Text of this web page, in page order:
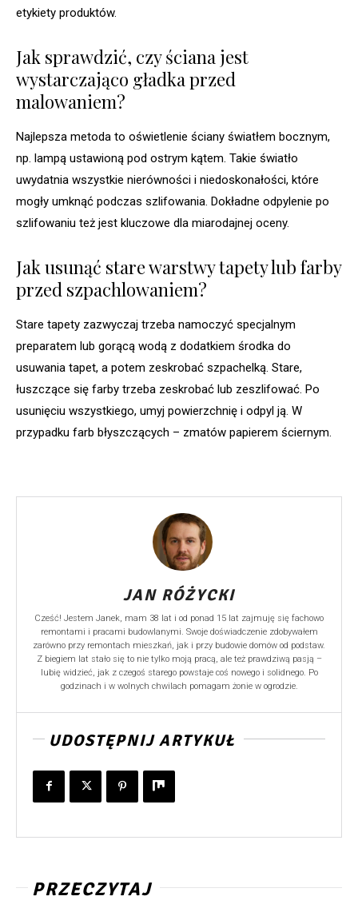
etykiety produktów.
Jak sprawdzić, czy ściana jest
wystarczająco gładka przed
malowaniem?
Najlepsza metoda to oświetlenie ściany światłem bocznym,
np. lampą ustawioną pod ostrym kątem. Takie światło
uwydatnia wszystkie nierówności i niedoskonałości, które
mogły umknąć podczas szlifowania. Dokładne odpylenie po
szlifowaniu też jest kluczowe dla miarodajnej oceny.
Jak usunąć stare warstwy tapety lub farby
przed szpachlowaniem?
Stare tapety zazwyczaj trzeba namoczyć specjalnym
preparatem lub gorącą wodą z dodatkiem środka do
usuwania tapet, a potem zeskrobać szpachelką. Stare,
łuszczące się farby trzeba zeskrobać lub zeszlifować. Po
usunięciu wszystkiego, umyj powierzchnię i odpyl ją. W
przypadku farb błyszczących – zmatów papierem ściernym.
JAN RÓŻYCKI
Cześć! Jestem Janek, mam 38 lat i od ponad 15 lat zajmuję się fachowo
remontami i pracami budowlanymi. Swoje doświadczenie zdobywałem
zarówno przy remontach mieszkań, jak i przy budowie domów od podstaw.
Z biegiem lat stało się to nie tylko moją pracą, ale też prawdziwą pasją –
lubię widzieć, jak z czegoś starego powstaje coś nowego i solidnego. Po
godzinach i w wolnych chwilach pomagam żonie w ogrodzie.
UDOSTĘPNIJ ARTYKUŁ
PRZECZYTAJ